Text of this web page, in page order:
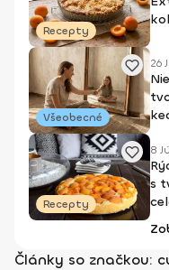
Recepty
Všeobecné
26
Recepty
8
s
Články so značkou: